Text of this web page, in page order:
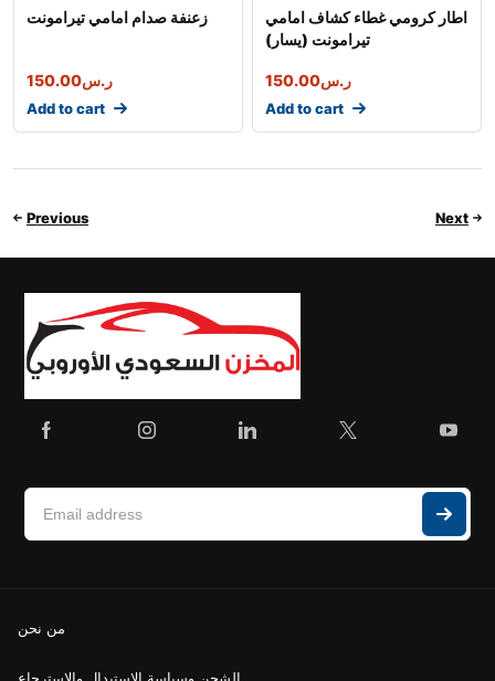
زعنفة صدام امامي تيرامونت
ر.س150.00
Add to cart
اطار كرومي غطاء كشاف امامي
تيرامونت (يسار)
ر.س150.00
Add to cart
Previous Next
من نحن